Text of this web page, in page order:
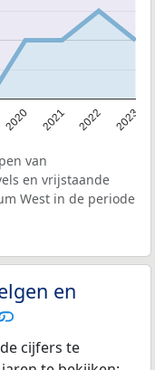
2020 2021 2022 2023
van
en vrijstaande
West in de periode
en
cijfers te